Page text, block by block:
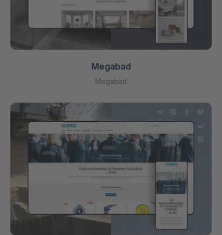
Megabad
Megabad